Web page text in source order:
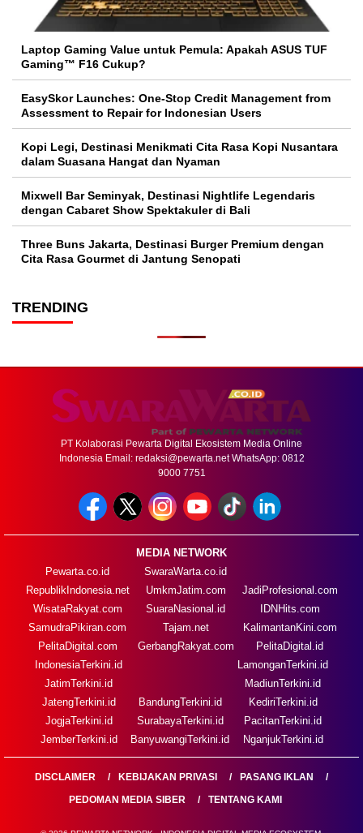
Laptop Gaming Value untuk Pemula: Apakah ASUS TUF
Gaming™ F16 Cukup?
EasySkor Launches: One-Stop Credit Management from
Assessment to Repair for Indonesian Users
Kopi Legi, Destinasi Menikmati Cita Rasa Kopi Nusantara
dalam Suasana Hangat dan Nyaman
Mixwell Bar Seminyak, Destinasi Nightlife Legendaris
dengan Cabaret Show Spektakuler di Bali
Three Buns Jakarta, Destinasi Burger Premium dengan
Cita Rasa Gourmet di Jantung Senopati
TRENDING
PT Kolaborasi Pewarta Digital Ekosistem Media Online
Indonesia Email: redaksi@pewarta.netWhatsApp: 0812
9000 7751
MEDIA NETWORK
Pewarta.co.id
RepublikIndonesia.net
WisataRakyat.com
SamudraPikiran.com
PelitaDigital.com
SwaraWarta.co.id
UmkmJatim.com
SuaraNasional.id
Tajam.net
GerbangRakyat.com
JadiProfesional.com
IDNHits.com
KalimantanKini.com
PelitaDigital.id
IndonesiaTerkini.id
JatimTerkini.id
JatengTerkini.id
JogjaTerkini.id
JemberTerkini.id
BandungTerkini.id
SurabayaTerkini.id
BanyuwangiTerkini.id
LamonganTerkini.id
MadiunTerkini.id
KediriTerkini.id
PacitanTerkini.id
NganjukTerkini.id
DISCLAIMER KEBIJAKAN PRIVASI
PASANG IKLAN
PEDOMAN MEDIA SIBER
TENTANG KAMI